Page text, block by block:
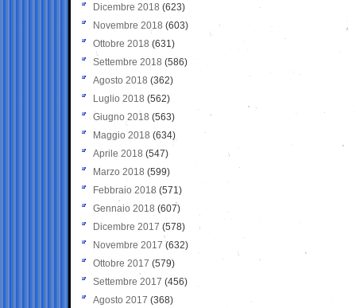
Dicembre 2018 (623)
Novembre 2018 (603)
Ottobre 2018 (631)
Settembre 2018 (586)
Agosto 2018 (362)
Luglio 2018 (562)
Giugno 2018 (563)
Maggio 2018 (634)
Aprile 2018 (547)
Marzo 2018 (599)
Febbraio 2018 (571)
Gennaio 2018 (607)
Dicembre 2017 (578)
Novembre 2017 (632)
Ottobre 2017 (579)
Settembre 2017 (456)
Agosto 2017 (368)